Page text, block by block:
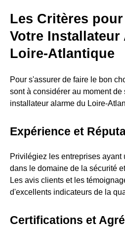
Les Critères
Votre Installateur
Loire-Atlantique
Pour s'assurer de faire le bon
sont à considérer au moment
installateur alarme du Loire-
Expérience et
Privilégiez les entreprises
dans le domaine de la sécurité
Les avis clients et les
d'excellents indicateurs de la
Certifications et